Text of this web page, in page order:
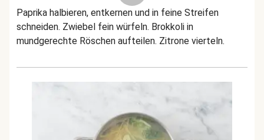
Paprika halbieren, entkernen und in feine Streifen
schneiden. Zwiebel fein würfeln. Brokkoli in
mundgerechte Röschen aufteilen. Zitrone vierteln.